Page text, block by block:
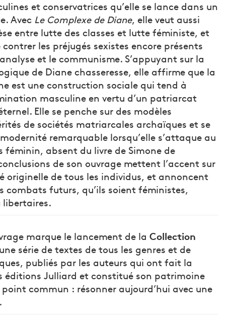
et conservatrices qu’elle se lance dans un
Avec Le Complexe de Diane, elle veut aussi
entre lutte des classes et lutte féministe, et
les préjugés sexistes encore présents
et le communisme. S’appuyant sur la
de Diane chasseresse, elle affirme que la
est une construction sociale qui tend à
masculine en vertu d’un patriarcat
Elle se penche sur des modèles
de sociétés matriarcales archaïques et se
remarquable lorsqu’elle s’attaque au
féminin, absent du livre de Simone de
de son ouvrage mettent l’accent sur
originelle de tous les individus, et annoncent
combats futurs, qu’ils soient féministes,
libertaires.
marque le lancement de la Collection
série de textes de tous les genres et de
publiés par les auteurs qui ont fait la
éditions Julliard et constitué son patrimoine
point commun : résonner aujourd’hui avec une